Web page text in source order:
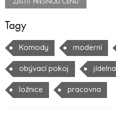
Tagy
Komody moderní
obývací pokoj jídelna
ložnice pracovna